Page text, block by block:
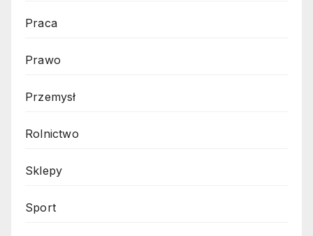
Praca
Prawo
Przemysł
Rolnictwo
Sklepy
Sport